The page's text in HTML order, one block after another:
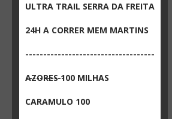
ULTRA TRAIL SERRA DA FREITA
24H A CORRER MEM MARTINS
------------------------------------
-----------
AZORES 100 MILHAS
CARAMULO 100